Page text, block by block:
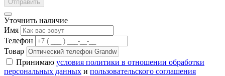
Отправить
Уточнить наличие
Имя
Телефон
Товар
Принимаю условия политики в отношении обработки
персональных данных и пользовательского соглашения